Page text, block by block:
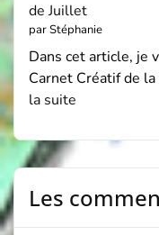
de Juillet
par Stéphanie
Dans cet article, je
Carnet Créatif de
la suite
Les